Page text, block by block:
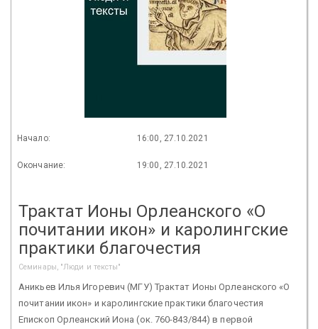
Начало: 16:00, 27.10.2021
Окончание: 19:00, 27.10.2021
Трактат Ионы Орлеанского «О
почитании икон» и каролингские
практики благочестия
Семинары, "Люди и тексты"
Аникьев Илья Игоревич (МГУ) Трактат Ионы Орлеанского «О
почитании икон» и каролингские практики благочестия
Епископ Орлеанский Иона (ок. 760-843/844) в первой